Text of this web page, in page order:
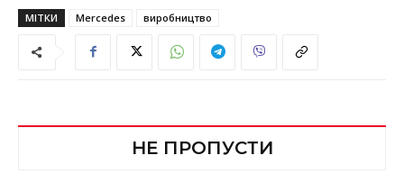
МІТКИ Mercedes виробництво
НЕ ПРОПУСТИ